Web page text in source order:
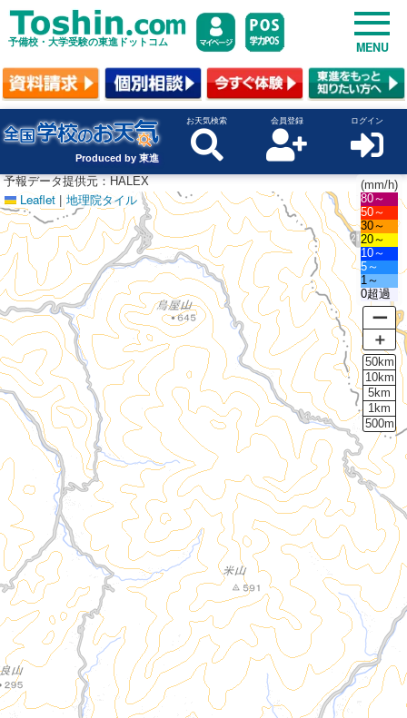
予備校・大学受験の東進ドットコム MENU
Produced by 東進
お天気検索 会員登録 ログイン
Leaflet | 地理院タイル
(mm/h)
80～
50～
30～
20～
10～
5～
1～
0超過
ー
＋
50km
10km
5km
1km
500m
予報データ提供元：HALEX